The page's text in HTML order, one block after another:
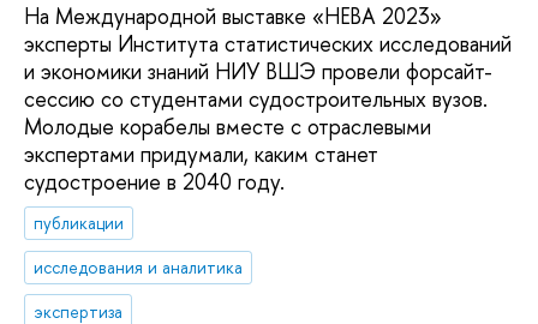
На Международной выставке «НЕВА 2023»
эксперты Института статистических исследований
и экономики знаний НИУ ВШЭ провели форсайт-
сессию со студентами судостроительных вузов.
Молодые корабелы вместе с отраслевыми
экспертами придумали, каким станет
судостроение в 2040 году.
публикации
исследования и аналитика
экспертиза